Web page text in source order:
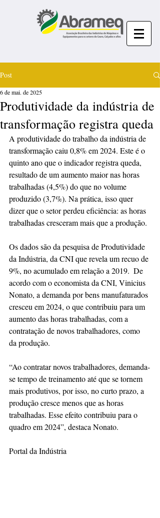
Post
Produtividade da indústria de
transformação registra queda
6 de mai. de 2025
A produtividade do trabalho da indústria de
transformação caiu 0,8% em 2024. Este é o
quinto ano que o indicador registra queda,
resultado de um aumento maior nas horas
trabalhadas (4,5%) do que no volume
produzido (3,7%). Na prática, isso quer
dizer que o setor perdeu eficiência: as horas
trabalhadas cresceram mais que a produção.
Os dados são da pesquisa de Produtividade
da Indústria, da CNI que revela um recuo de
9%, no acumulado em relação a 2019.  De
acordo com o economista da CNI, Vinicius
Nonato, a demanda por bens manufaturados
cresceu em 2024, o que contribuiu para um
aumento das horas trabalhadas, com a
contratação de novos trabalhadores, como
da produção.
“Ao contratar novos trabalhadores, demanda-
se tempo de treinamento até que se tornem
mais produtivos, por isso, no curto prazo, a
produção cresce menos que as horas
trabalhadas. Esse efeito contribuiu para o
quadro em 2024”, destaca Nonato.
Portal da Indústria